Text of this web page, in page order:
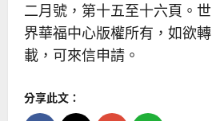
二月號，第十五至十六頁。世
界華福中心版權所有，如欲轉
載，可來信申請。
分享此文：